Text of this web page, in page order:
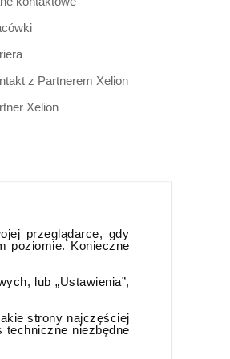
przeglądarce, gdy
poziomie. Konieczne
lub „Ustawienia”,
strony najczęściej
techniczne niezbędne
z Partnerem Xelion
Xelion